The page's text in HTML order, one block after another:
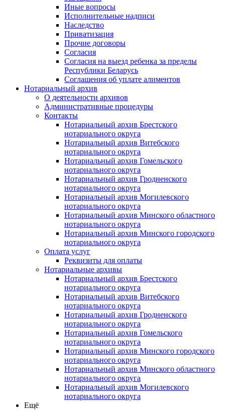
Иные вопросы
Исполнительные надписи
Наследство
Приватизация
Прочие договоры
Согласия
Согласия на выезд ребенка за пределы
Республики Беларусь
Соглашения об уплате алиментов
Нотариальный архив
О деятельности архивов
Административные процедуры
Контакты
Нотариальный архив Брестского
нотариального округа
Нотариальный архив Витебского
нотариального округа
Нотариальный архив Гомельского
нотариального округа
Нотариальный архив Гродненского
нотариального округа
Нотариальный архив Могилевского
нотариального округа
Нотариальный архив Минского областного
нотариального округа
Нотариальный архив Минского городского
нотариального округа
Оплата услуг
Реквизиты для оплаты
Нотариальные архивы
Нотариальный архив Брестского
нотариального округа
Нотариальный архив Витебского
нотариального округа
Нотариальный архив Гродненского
нотариального округа
Нотариальный архив Гомельского
нотариального округа
Нотариальный архив Минского городского
нотариального округа
Нотариальный архив Минского областного
нотариального округа
Нотариальный архив Могилевского
нотариального округа
Ещё